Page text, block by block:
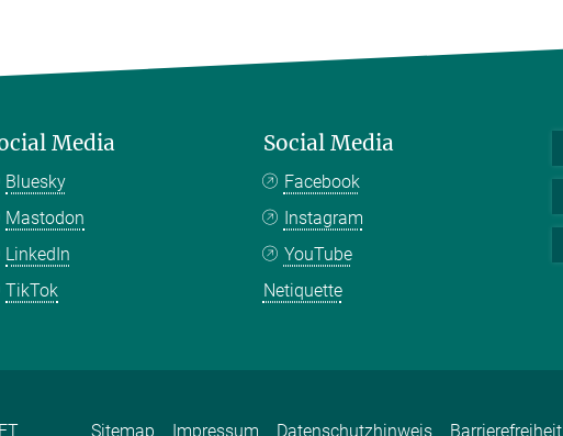
Media
Bluesky
Mastodon
LinkedIn
TikTok
Social Media
Facebook
Instagram
YouTube
Netiquette
Sitemap Impressum Datenschutzhinweis Barrierefreiheit